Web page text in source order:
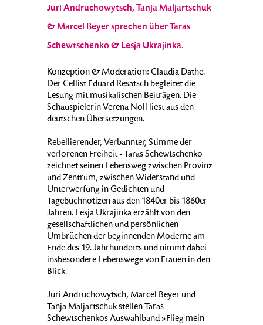
Juri Andruchowytsch, Tanja Maljartschuk
& Marcel Beyer sprechen über Taras
Schewtschenko & Lesja Ukrajinka.
Konzeption & Moderation: Claudia Dathe.
Der Cellist Eduard Resatsch begleitet die
Lesung mit musikalischen Beiträgen. Die
Schauspielerin Verena Noll liest aus den
deutschen Übersetzungen.
Rebellierender, Verbannter, Stimme der
verlorenen Freiheit - Taras Schewtschenko
zeichnet seinen Lebensweg zwischen Provinz
und Zentrum, zwischen Widerstand und
Unterwerfung in Gedichten und
Tagebuchnotizen aus den 1840er bis 1860er
Jahren. Lesja Ukrajinka erzählt von den
gesellschaftlichen und persönlichen
Umbrüchen der beginnenden Moderne am
Ende des 19. Jahrhunderts und nimmt dabei
insbesondere Lebenswege von Frauen in den
Blick.
Juri Andruchowytsch, Marcel Beyer und
Tanja Maljartschuk stellen Taras
Schewtschenkos Auswahlband »Flieg mein